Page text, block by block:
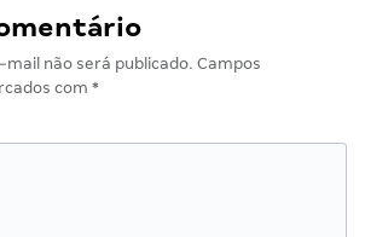
mail não será publicado. Campos
com *